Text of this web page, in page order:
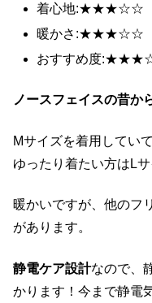
着心地:★★★☆☆
暖かさ:★★★☆☆
おすすめ度
ノースフェイスの昔か
Mサイズを着用してい
ゆったり着たい方はL
暖かいですが、他のフ
があります。
静電ケア設計なので、
かります！今まで静電